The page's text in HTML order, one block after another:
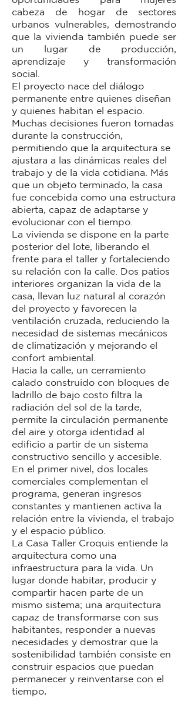
cabeza de hogar de sectores
urbanos vulnerables, demostrando
que la vivienda también puede ser
un lugar de producción,
aprendizaje y transformación
social.
El proyecto nace del diálogo
permanente entre quienes diseñan
y quienes habitan el espacio.
Muchas decisiones fueron tomadas
durante la construcción,
permitiendo que la arquitectura se
ajustara a las dinámicas reales del
trabajo y de la vida cotidiana. Más
que un objeto terminado, la casa
fue concebida como una estructura
abierta, capaz de adaptarse y
evolucionar con el tiempo.
La vivienda se dispone en la parte
posterior del lote, liberando el
frente para el taller y fortaleciendo
su relación con la calle. Dos patios
interiores organizan la vida de la
casa, llevan luz natural al corazón
del proyecto y favorecen la
ventilación cruzada, reduciendo la
necesidad de sistemas mecánicos
de climatización y mejorando el
confort ambiental.
Hacia la calle, un cerramiento
calado construido con bloques de
ladrillo de bajo costo filtra la
radiación del sol de la tarde,
permite la circulación permanente
del aire y otorga identidad al
edificio a partir de un sistema
constructivo sencillo y accesible.
En el primer nivel, dos locales
comerciales complementan el
programa, generan ingresos
constantes y mantienen activa la
relación entre la vivienda, el trabajo
y el espacio público.
La Casa Taller Croquis entiende la
arquitectura como una
infraestructura para la vida. Un
lugar donde habitar, producir y
compartir hacen parte de un
mismo sistema; una arquitectura
capaz de transformarse con sus
habitantes, responder a nuevas
necesidades y demostrar que la
sostenibilidad también consiste en
construir espacios que puedan
permanecer y reinventarse con el
tiempo.